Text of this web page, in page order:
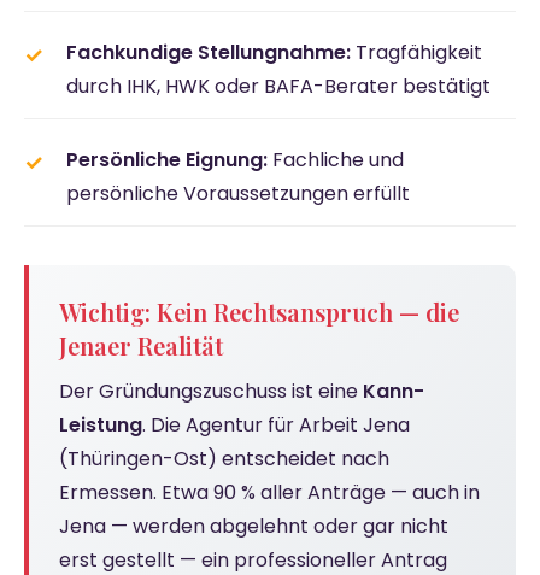
Fachkundige Stellungnahme: Tragfähigkeit
durch IHK, HWK oder BAFA-Berater bestätigt
Persönliche Eignung: Fachliche und
persönliche Voraussetzungen erfüllt
Wichtig: Kein Rechtsanspruch — die
Jenaer Realität
Der Gründungszuschuss ist eine Kann-
Leistung. Die Agentur für Arbeit Jena
(Thüringen-Ost) entscheidet nach
Ermessen. Etwa 90 % aller Anträge — auch in
Jena — werden abgelehnt oder gar nicht
erst gestellt — ein professioneller Antrag